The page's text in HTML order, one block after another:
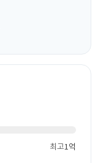
최고1억